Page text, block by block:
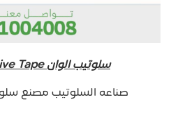
سلوتيب الوان Colored Adhesive Tape
صناعه السلوتيب مصنع